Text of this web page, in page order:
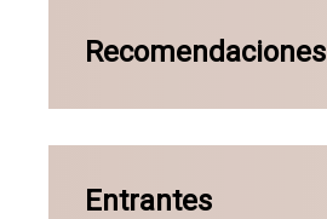
Recomendaciones
Entrantes